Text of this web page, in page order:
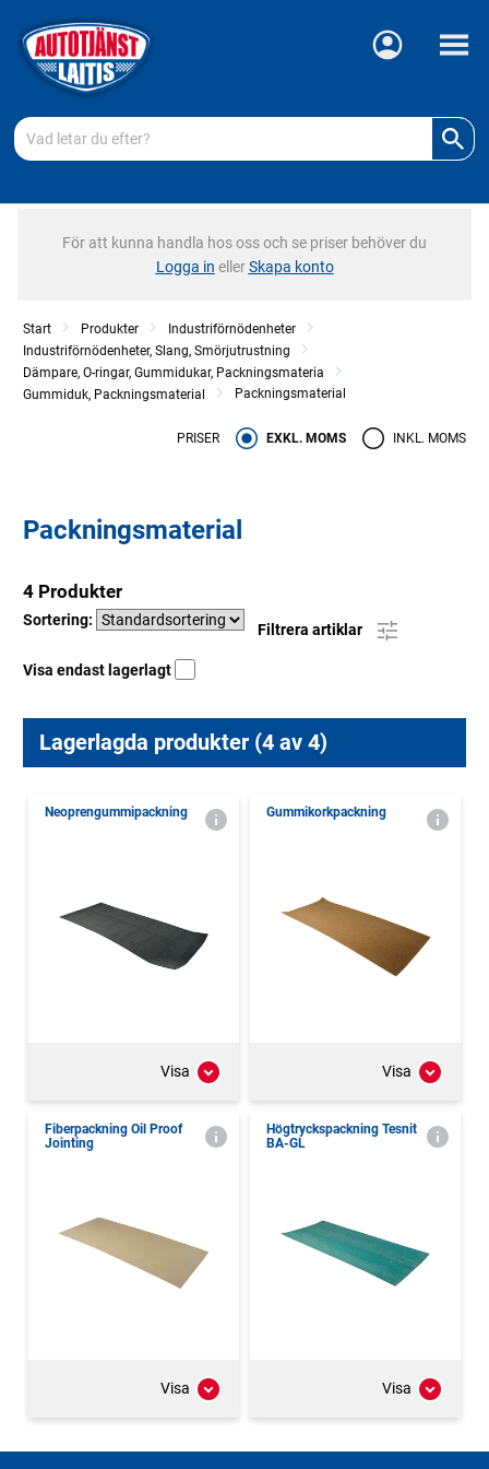
Meny
För att kunna handla hos oss och se priser behöver du
Logga in ellerSkapa konto
Start Produkter
Industriförnödenheter
Industriförnödenheter, Slang, Smörjutrustning
Dämpare, O-ringar, Gummidukar, Packningsmateria
Gummiduk, Packningsmaterial
Packningsmaterial
PRISER EXKL. MOMS INKL. MOMS
Packningsmaterial
4 Produkter
Sortering:
Filtrera artiklar
Visa endast lagerlagt
Lagerlagda produkter (4 av 4)
Neoprengummipackning
Visa
Gummikorkpackning
Visa
Fiberpackning Oil Proof
Jointing
Visa
Högtryckspackning Tesnit
BA-GL
Visa